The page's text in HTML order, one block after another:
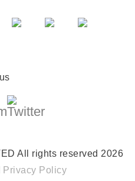
All rights reserved 2026
Privacy Policy